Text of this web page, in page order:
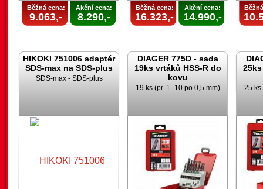
Běžná cena:
9.063,-
Akční cena:
8.290,-
Běžná cena:
16.323,-
Akční cena:
14.990,-
HIKOKI 751006 adaptér
SDS-max na SDS-plus
SDS-max - SDS-plus
DIAGER 775D - sada
19ks vrtáků HSS-R do
kovu
19 ks (pr. 1 -10 po 0,5 mm) 25 ks